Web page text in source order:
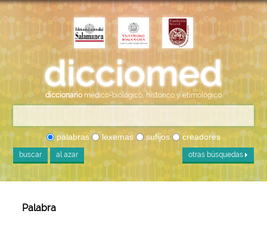
diccionario médico-biológico, histórico y etimológico
palabras lexemas sufijos creadores
buscar al azar otras búsquedas
Palabra